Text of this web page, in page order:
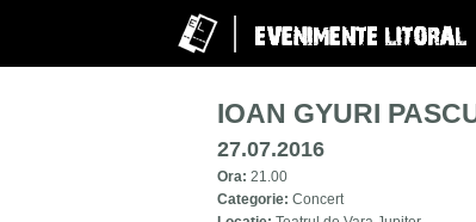
IOAN GYURI
27.07.2016
Ora: 21.00
Categorie: Concert